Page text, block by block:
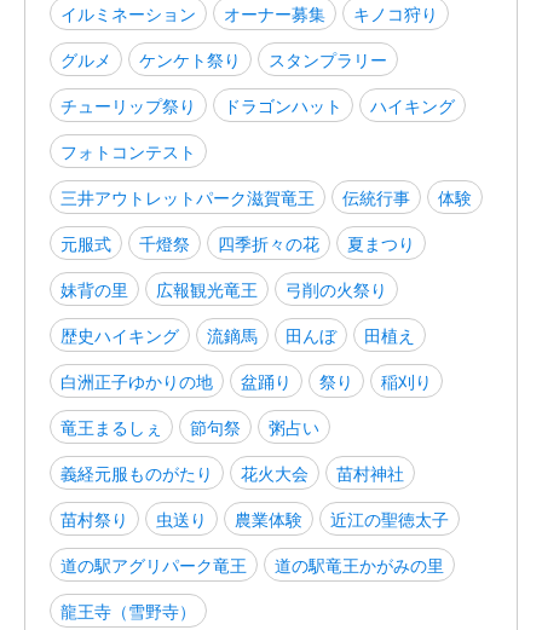
イルミネーション
オーナー募集
キノコ狩り
グルメ
ケンケト祭り
スタンプラリー
チューリップ祭り
ドラゴンハット
ハイキング
フォトコンテスト
三井アウトレットパーク滋賀竜王
伝統行事
体験
元服式
千燈祭 四季折々の花
夏まつり
妹背の里
広報観光竜王
弓削の火祭り
歴史ハイキング
流鏑馬 田んぼ
田植え
白洲正子ゆかりの地
盆踊り 祭り
稲刈り
竜王まるしぇ
節句祭
粥占い
義経元服ものがたり
花火大会
苗村神社
苗村祭り
虫送り 農業体験
近江の聖徳太子
道の駅アグリパーク竜王
道の駅竜王かがみの里
龍王寺（雪野寺）